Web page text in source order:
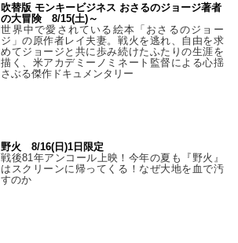
吹替版 モンキービジネス おさるのジョージ著者
の大冒険 8/15(土)～
世界中で愛されている絵本「おさるのジョー
ジ」の原作者レイ夫妻。戦火を逃れ、自由を求
めてジョージと共に歩み続けたふたりの生涯を
描く、米アカデミーノミネート監督による心揺
さぶる傑作ドキュメンタリー
野火 8/16(日)1日限定
戦後81年アンコール上映！今年の夏も『野火』
はスクリーンに帰ってくる！なぜ大地を血で汚
すのか